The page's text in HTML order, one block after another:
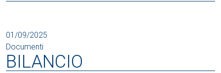
01/09/2025
Documenti
BILANCIO